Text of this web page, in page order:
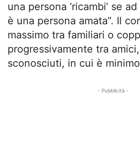
una persona ‘ricambi’ se
è una persona amata”. Il
massimo tra familiari o
progressivamente tra
sconosciuti, in cui è
- Pubblicità -